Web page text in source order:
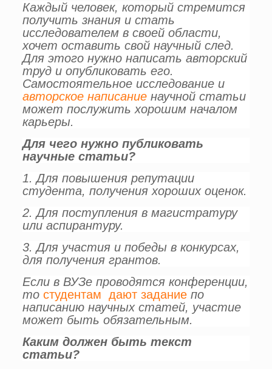
Каждый человек, который стремится
получить знания и стать
исследователем в своей области,
хочет оставить свой научный след.
Для этого нужно написать авторский
труд и опубликовать его.
Самостоятельное исследование и
авторское написание научной статьи
может послужить хорошим началом
карьеры.
Для чего нужно публиковать
научные статьи?
1. Для повышения репутации
студента, получения хороших оценок.
2. Для поступления в магистратуру
или аспирантуру.
3. Для участия и победы в конкурсах,
для получения грантов.
Если в ВУЗе проводятся конференции,
то студентам дают заданиепо
написанию научных статей, участие
может быть обязательным.
Каким должен быть текст
статьи?